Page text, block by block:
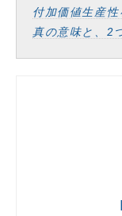
付加価値生産
真の意味と、2